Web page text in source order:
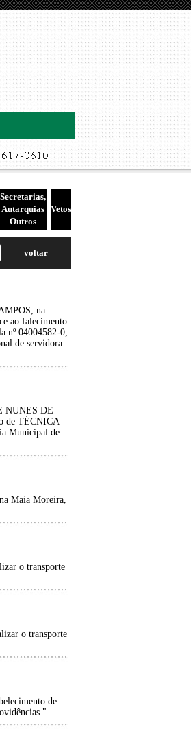
Secretarias,
Autarquias
Outros
Vetos
voltar
na
ao falecimento
nº 04004582-0,
de servidora
NUNES DE
de TÉCNICA
Municipal de
Maia Moreira,
o transporte
o transporte
de